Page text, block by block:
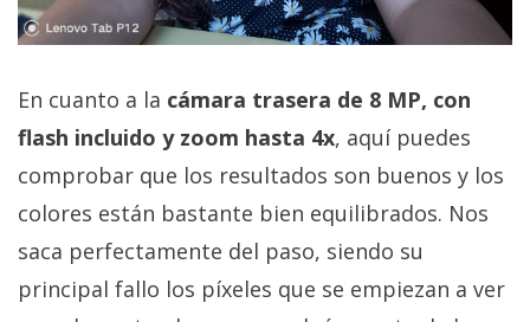
En cuanto a la cámara trasera de 8 MP, con
flash incluido y zoom hasta 4x, aquí puedes
comprobar que los resultados son buenos y los
colores están bastante bien equilibrados. Nos
saca perfectamente del paso, siendo su
principal fallo los píxeles que se empiezan a ver